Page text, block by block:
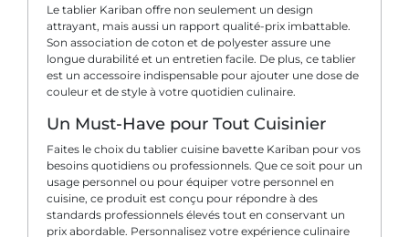
Le tablier Kariban offre non seulement un design
attrayant, mais aussi un rapport qualité-prix imbattable.
Son association de coton et de polyester assure une
longue durabilité et un entretien facile. De plus, ce tablier
est un accessoire indispensable pour ajouter une dose de
couleur et de style à votre quotidien culinaire.
Un Must-Have pour Tout Cuisinier
Faites le choix du tablier cuisine bavette Kariban pour vos
besoins quotidiens ou professionnels. Que ce soit pour un
usage personnel ou pour équiper votre personnel en
cuisine, ce produit est conçu pour répondre à des
standards professionnels élevés tout en conservant un
prix abordable. Personnalisez votre expérience culinaire